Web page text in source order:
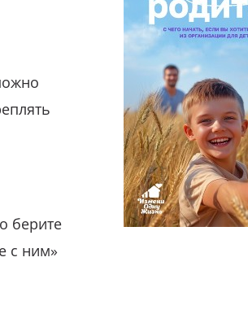
берите
с ним»